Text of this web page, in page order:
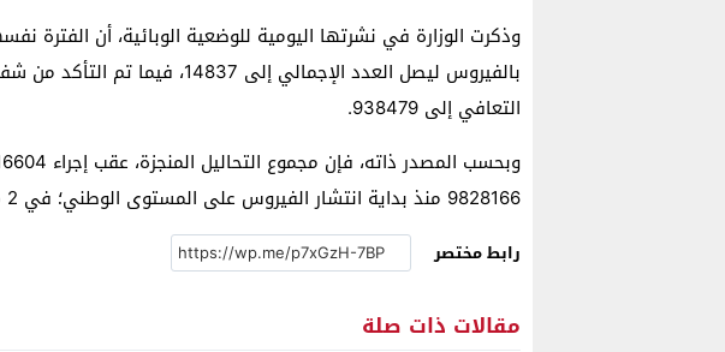
التعافي إلى 938479.
9828166 منذ بداية انتشار الفيروس على المستوى الوطني؛ في 2 مارس من سنة 2020.
رابط مختصر
مقالات ذات صلة